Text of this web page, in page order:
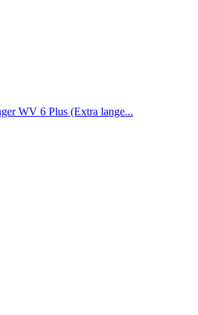
WV 6 Plus (Extra lange...